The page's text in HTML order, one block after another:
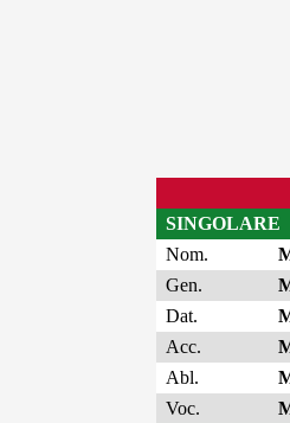
SINGOLARE
Nom.
Gen.
Dat.
Acc.
Abl.
Voc.